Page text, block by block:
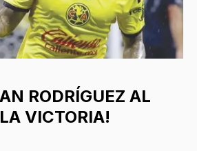
RODRÍGUEZ AL
VICTORIA!